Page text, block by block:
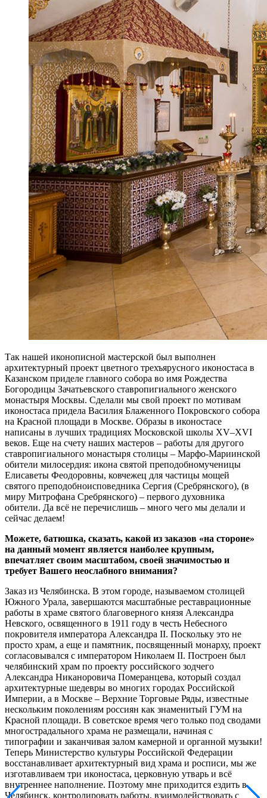
Так нашей иконописной мастерской был выполнен
архитектурный проект цветного трехъярусного иконостаса в
Казанском приделе главного собора во имя Рождества
Богородицы Зачатьевского ставропигиального женского
монастыря Москвы. Сделали мы свой проект по мотивам
иконостаса придела Василия Блаженного Покровского собора
на Красной площади в Москве. Образы в иконостасе
написаны в лучших традициях Московской школы XV–XVI
веков. Еще на счету наших мастеров – работы для другого
ставропигиального монастыря столицы – Марфо-Мариинской
обители милосердия: икона святой преподобномученицы
Елисаветы Феодоровны, ковчежец для частицы мощей
святого преподобноисповедника Сергия (Сребрянского), (в
миру Митрофана Сребрянского) – первого духовника
обители. Да всё не перечислишь – много чего мы делали и
сейчас делаем!
Можете, батюшка, сказать, какой из заказов «на стороне»
на данный момент является наиболее крупным,
впечатляет своим масштабом, своей значимостью и
требует Вашего неослабного внимания?
Заказ из Челябинска. В этом городе, называемом столицей
Южного Урала, завершаются масштабные реставрационные
работы в храме святого благоверного князя Александра
Невского, освященного в 1911 году в честь Небесного
покровителя императора Александра II. Поскольку это не
просто храм, а еще и памятник, посвященный монарху, проект
согласовывался с императором Николаем II. Построен был
челябинский храм по проекту российского зодчего
Александра Никаноровича Померанцева, который создал
архитектурные шедевры во многих городах Российской
Империи, а в Москве – Верхние Торговые Ряды, известные
нескольким поколениям россиян как знаменитый ГУМ на
Красной площади. В советское время чего только под сводами
многострадального храма не размещали, начиная с
типографии и заканчивая залом камерной и органной музыки!
Теперь Министерство культуры Российской Федерации
восстанавливает архитектурный вид храма и росписи, мы же
изготавливаем три иконостаса, церковную утварь и всё
внутреннее наполнение. Поэтому мне приходится ездить в
Челябинск, контролировать работы, взаимодействовать с